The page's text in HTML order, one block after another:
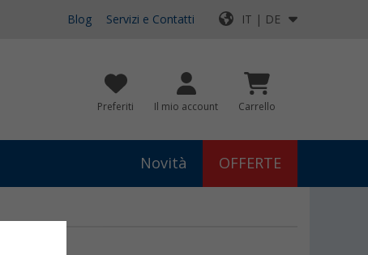
Blog Servizi e Contatti IT | DE
Preferiti Il mio account Carrello
Novità OFFERTE